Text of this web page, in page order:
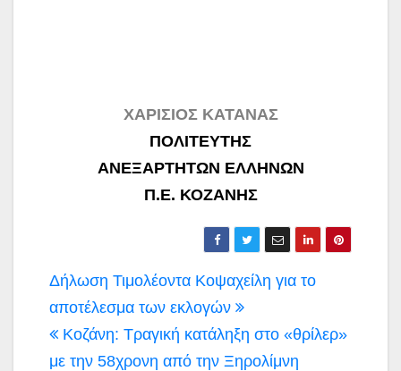
ΧΑΡΙΣΙΟΣ ΚΑΤΑΝΑΣ
ΠΟΛΙΤΕΥΤΗΣ
ΑΝΕΞΑΡΤΗΤΩΝ ΕΛΛΗΝΩΝ
Π.Ε. ΚΟΖΑΝΗΣ
Πλοήγηση
άρθρων
Δήλωση Τιμολέοντα Κοψαχείλη για το
αποτέλεσμα των εκλογών
Κοζάνη: Tραγική κατάληξη στο «θρίλερ»
με την 58χρονη από την Ξηρολίμνη